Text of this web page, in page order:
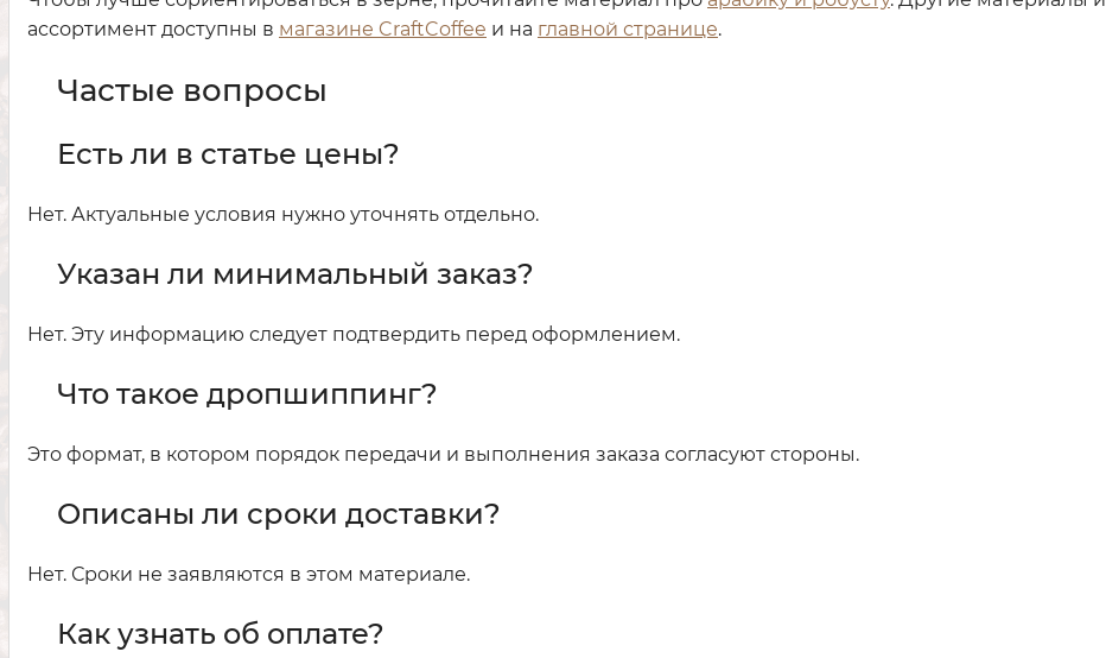
ассортимент доступны в магазине CraftCoffee и на главной странице.
Частые вопросы
Есть ли в статье цены?
Нет. Актуальные условия нужно уточнять отдельно.
Указан ли минимальный заказ?
Нет. Эту информацию следует подтвердить перед оформлением.
Что такое дропшиппинг?
Это формат, в котором порядок передачи и выполнения заказа согласуют стороны.
Описаны ли сроки доставки?
Нет. Сроки не заявляются в этом материале.
Как узнать об оплате?